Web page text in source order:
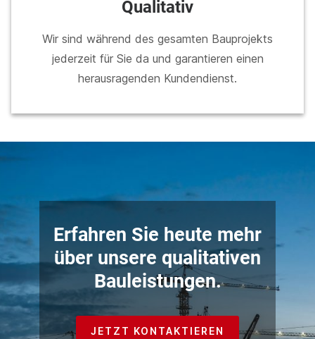
Qualitativ
Wir sind während des gesamten Bauprojekts
jederzeit für Sie da und garantieren einen
herausragenden Kundendienst.
Erfahren Sie heute mehr
über unsere qualitativen
Bauleistungen.
JETZT KONTAKTIEREN